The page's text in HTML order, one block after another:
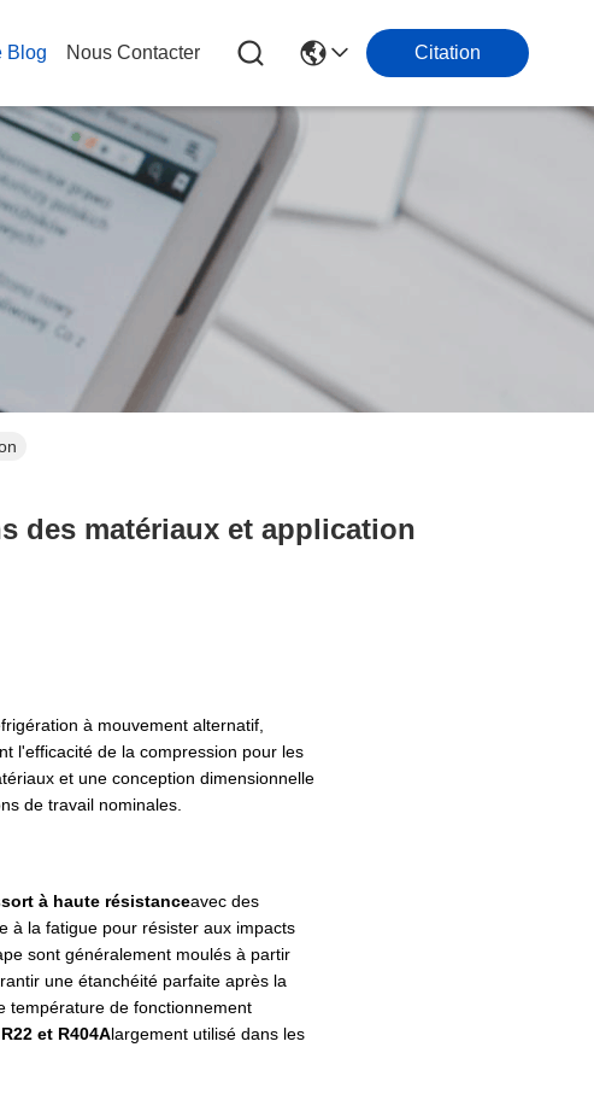
Blog Nous Contacter Citation
des matériaux et application
à mouvement alternatif,
l'efficacité de la compression pour les
et une conception dimensionnelle
de travail nominales.
à haute résistanceavec des
à la fatigue pour résister aux impacts
sont généralement moulés à partir
une étanchéité parfaite après la
température de fonctionnement
et R404Alargement utilisé dans les